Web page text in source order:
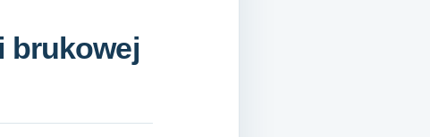
brukowej